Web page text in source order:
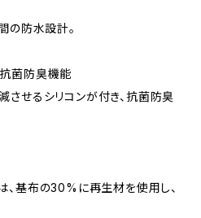
の防水設計。
菌防臭機能
させるシリコンが付き、抗菌防臭
、基布の30%に再生材を使用し、